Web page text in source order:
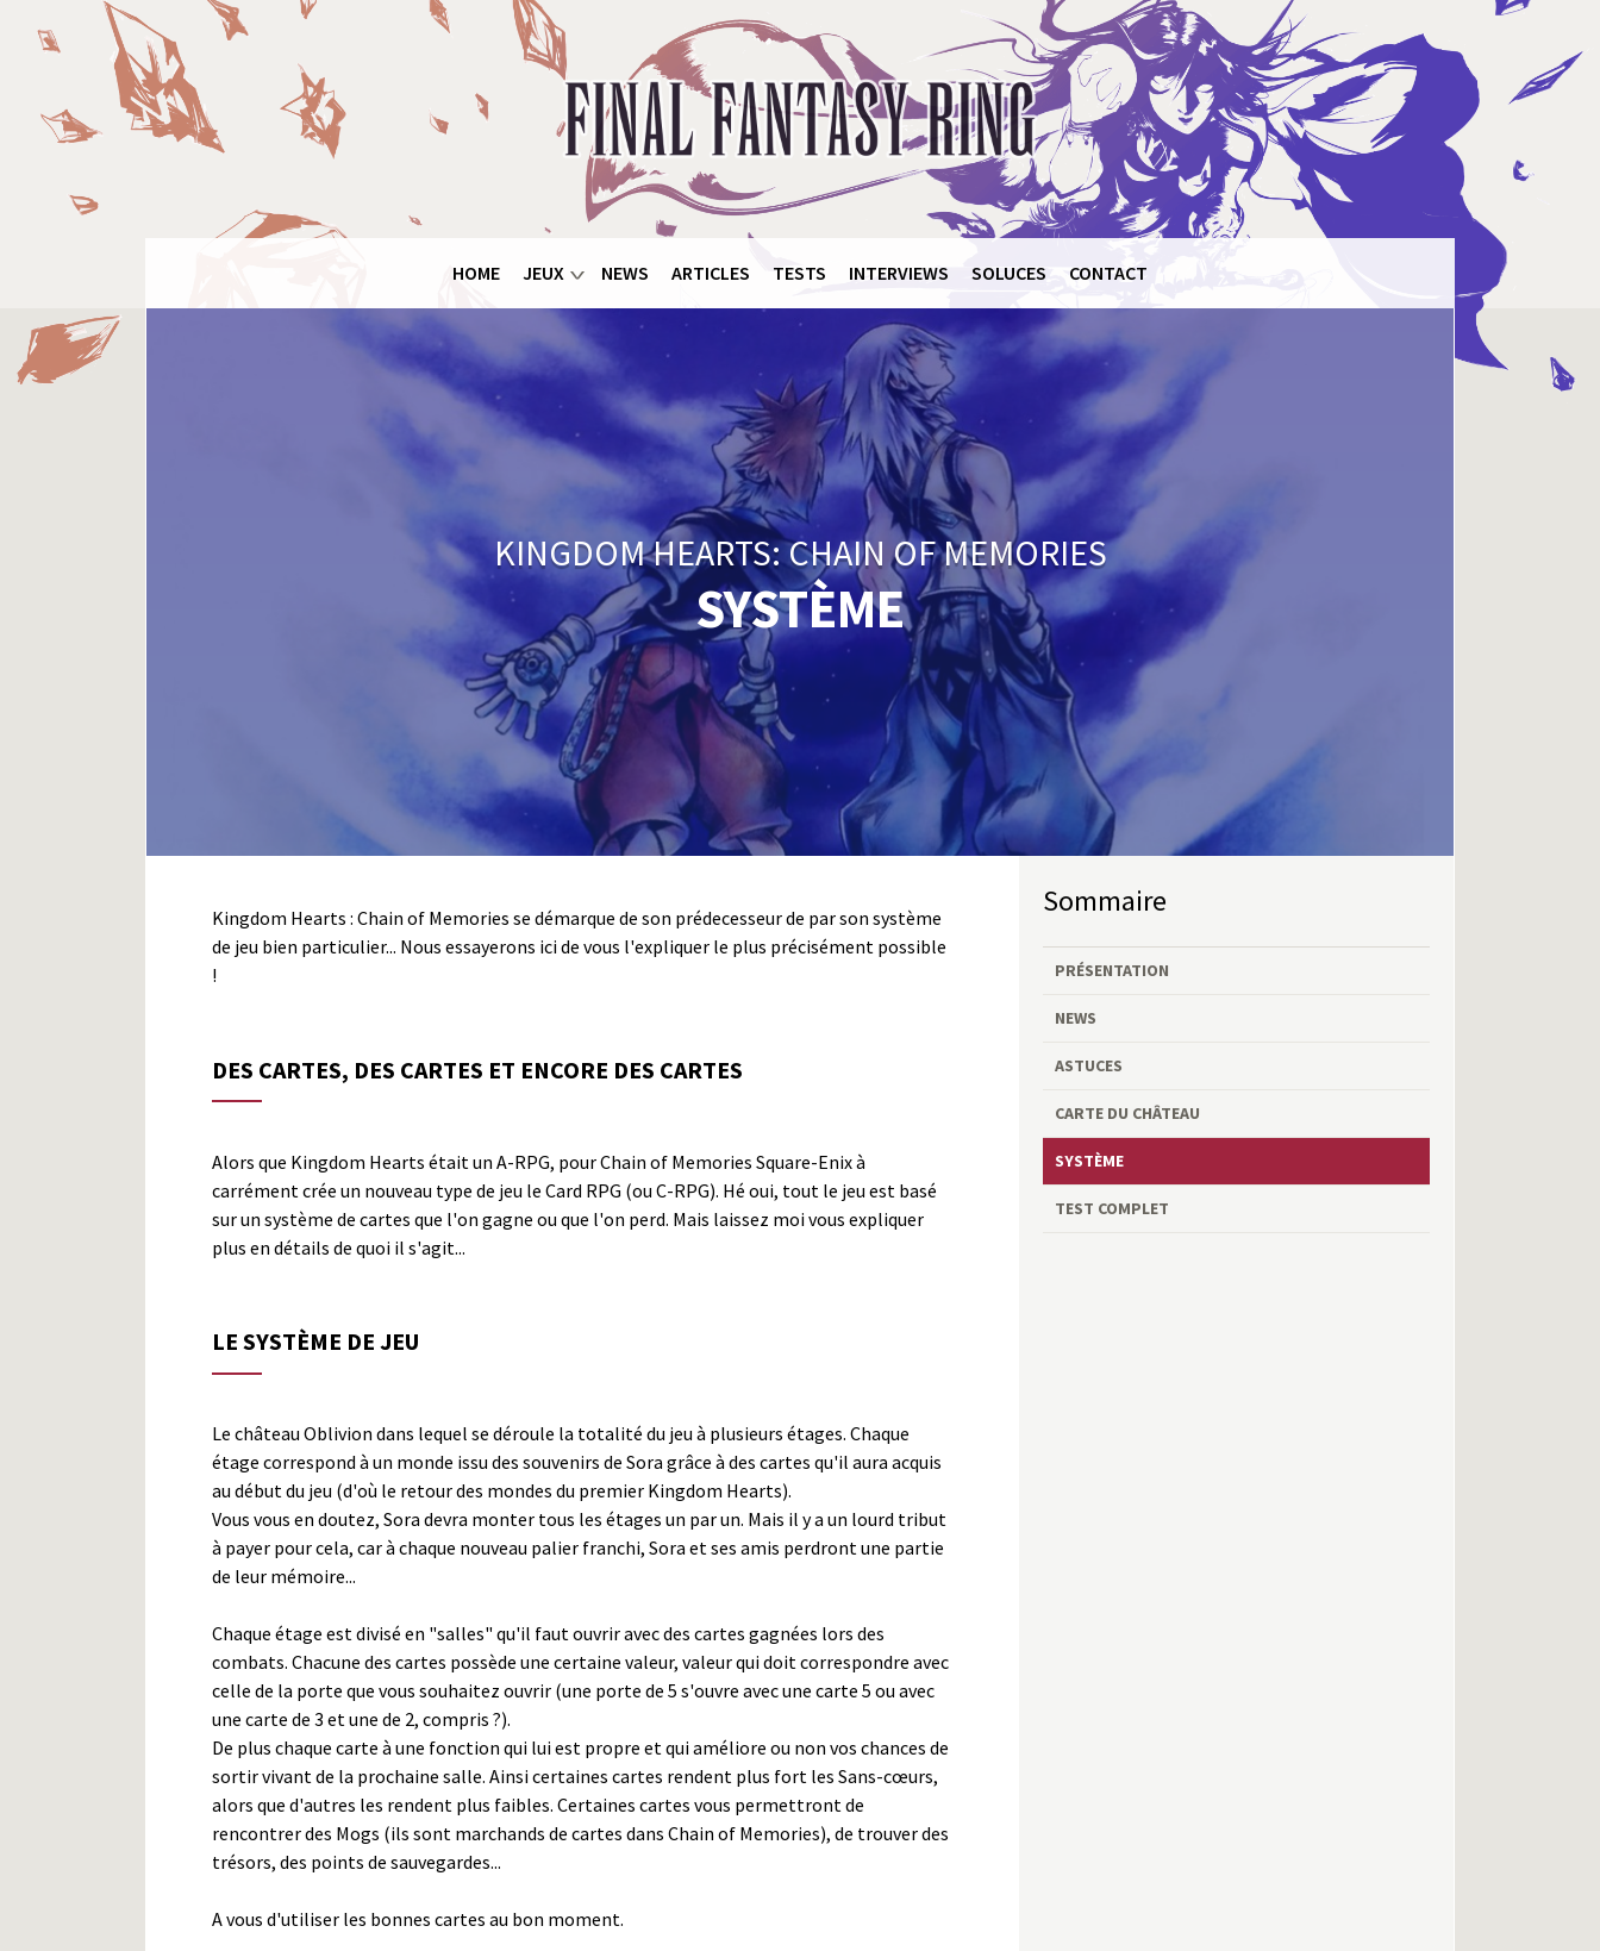
Final
Fantasy
Ring
HOME JEUX NEWS ARTICLES TESTS INTERVIEWS SOLUCES CONTACT
KINGDOM HEARTS: CHAIN OF MEMORIES
SYSTÈME
Kingdom Hearts : Chain of Memories se démarque de son prédecesseur de par son système
de jeu bien particulier... Nous essayerons ici de vous l'expliquer le plus précisément possible
!
DES CARTES, DES CARTES ET ENCORE DES CARTES
Alors que Kingdom Hearts était un A-RPG, pour Chain of Memories Square-Enix à
carrément crée un nouveau type de jeu le Card RPG (ou C-RPG). Hé oui, tout le jeu est basé
sur un système de cartes que l'on gagne ou que l'on perd. Mais laissez moi vous expliquer
plus en détails de quoi il s'agit...
LE SYSTÈME DE JEU
Le château Oblivion dans lequel se déroule la totalité du jeu à plusieurs étages. Chaque
étage correspond à un monde issu des souvenirs de Sora grâce à des cartes qu'il aura acquis
au début du jeu (d'où le retour des mondes du premier Kingdom Hearts).
Vous vous en doutez, Sora devra monter tous les étages un par un. Mais il y a un lourd tribut
à payer pour cela, car à chaque nouveau palier franchi, Sora et ses amis perdront une partie
de leur mémoire...
Chaque étage est divisé en "salles" qu'il faut ouvrir avec des cartes gagnées lors des
combats. Chacune des cartes possède une certaine valeur, valeur qui doit correspondre avec
celle de la porte que vous souhaitez ouvrir (une porte de 5 s'ouvre avec une carte 5 ou avec
une carte de 3 et une de 2, compris ?).
De plus chaque carte à une fonction qui lui est propre et qui améliore ou non vos chances de
sortir vivant de la prochaine salle. Ainsi certaines cartes rendent plus fort les Sans-cœurs,
alors que d'autres les rendent plus faibles. Certaines cartes vous permettront de
rencontrer des Mogs (ils sont marchands de cartes dans Chain of Memories), de trouver des
trésors, des points de sauvegardes...
A vous d'utiliser les bonnes cartes au bon moment.
Sommaire
PRÉSENTATION
NEWS
ASTUCES
CARTE DU CHÂTEAU
SYSTÈME
TEST COMPLET